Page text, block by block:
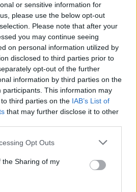
or sensitive information for
please use the below opt-out
Please note that after your
you may continue seeing
on personal information utilized by
disclosed to third parties prior to
opt-out of the further
information by third parties on the
participants. This information may
third parties on the IAB’s List of
that may further disclose it to other
app uses one or more Google
usage behaviour. You may click to
Google and its third-party tags to
purposes in below Google
Opt Outs
the Sharing of my
Conforti
46enne torinese dal look
è un analista tattico che
e clip in racconti social. Ricorda
la rimonta al box stampa dello
Grande Torino: da
nacque la sua linea editoriale,
spiegazioni visive per il tifoso
unico: una stagione
al Chieri e ciclista urbano.